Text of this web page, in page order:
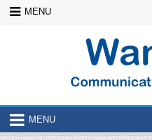
Skip
to
MENU
MENU